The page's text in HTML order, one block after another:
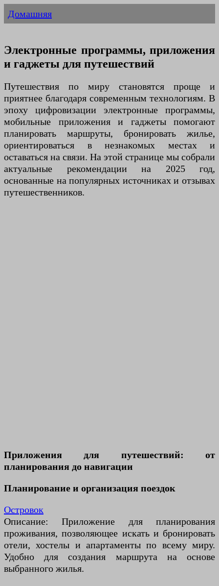
Домашняя
Электронные программы, приложения
и гаджеты для путешествий
Путешествия по миру становятся проще и
приятнее благодаря современным технологиям. В
эпоху цифровизации электронные программы,
мобильные приложения и гаджеты помогают
планировать маршруты, бронировать жилье,
ориентироваться в незнакомых местах и
оставаться на связи. На этой странице мы собрали
актуальные рекомендации на 2025 год,
основанные на популярных источниках и отзывах
путешественников.
Приложения для путешествий: от
планирования до навигации
Планирование и организация поездок
Островок
Описание: Приложение для планирования
проживания, позволяющее искать и бронировать
отели, хостелы и апартаменты по всему миру.
Удобно для создания маршрута на основе
выбранного жилья.